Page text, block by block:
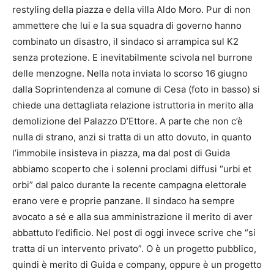
restyling della piazza e della villa Aldo Moro. Pur di non
ammettere che lui e la sua squadra di governo hanno
combinato un disastro, il sindaco si arrampica sul K2
senza protezione. E inevitabilmente scivola nel burrone
delle menzogne. Nella nota inviata lo scorso 16 giugno
dalla Soprintendenza al comune di Cesa (foto in basso) si
chiede una dettagliata relazione istruttoria in merito alla
demolizione del Palazzo D’Ettore. A parte che non c’è
nulla di strano, anzi si tratta di un atto dovuto, in quanto
l’immobile insisteva in piazza, ma dal post di Guida
abbiamo scoperto che i solenni proclami diffusi “urbi et
orbi” dal palco durante la recente campagna elettorale
erano vere e proprie panzane. Il sindaco ha sempre
avocato a sé e alla sua amministrazione il merito di aver
abbattuto l’edificio. Nel post di oggi invece scrive che “si
tratta di un intervento privato”. O è un progetto pubblico,
quindi è merito di Guida e company, oppure è un progetto